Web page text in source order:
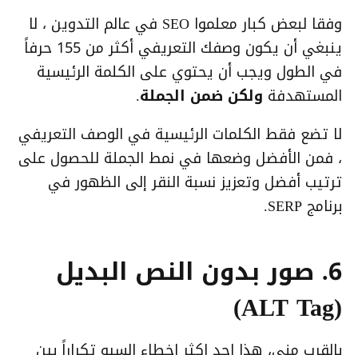
وفقا لبعض كبار معلموا SEO في عالم التدوين ، لا
ينبغي أن يكون وصفك التعريفي أكثر من 155 حرفاً
في الطول ويجب أن يحتوي على الكلمة الرئيسية
المستهدفة ولكن ضمن الجملة.
لا تضع فقط الكلمات الرئيسية في الوصف التعريفي
، فمن الأفضل وضعها في نمط الجملة للحصول على
ترتيب أفضل وتعزيز نسبة النقر إلى الظهور في
برنامج SERP.
6. صور بدون النص البديل
(ALT Tag)